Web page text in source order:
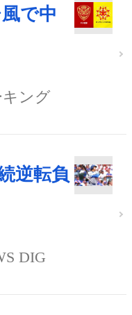
で中
ング
逆転負
DIG